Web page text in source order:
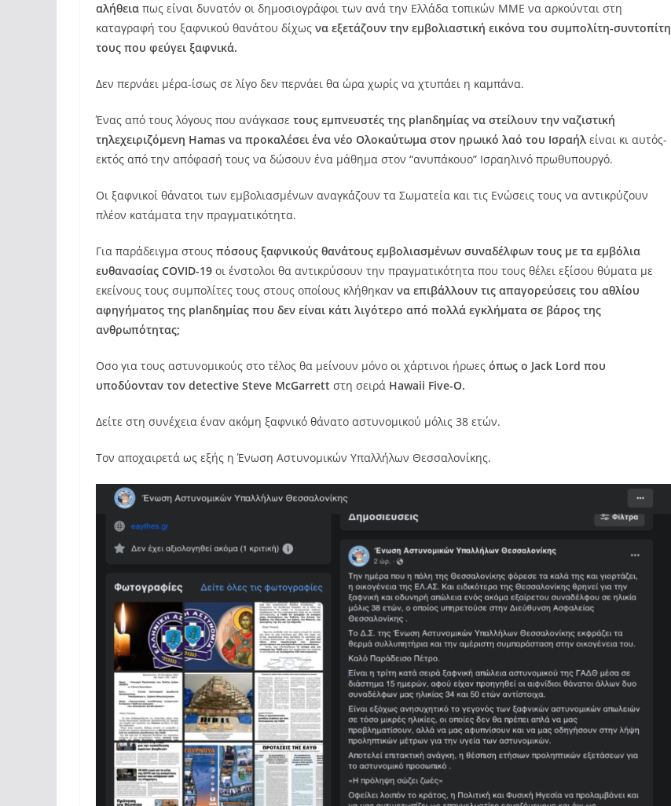
αλήθεια πως είναι δυνατόν οι δημοσιογράφοι των ανά την Ελλάδα τοπικών ΜΜΕ να αρκούνται στη
καταγραφή του ξαφνικού θανάτου δίχως να εξετάζουν την εμβολιαστική εικόνα του συμπολίτη-συντοπίτη
τους που φεύγει ξαφνικά.
Δεν περνάει μέρα-ίσως σε λίγο δεν περνάει θα ώρα χωρίς να χτυπάει η καμπάνα.
Ένας από τους λόγους που ανάγκασε τους εμπνευστές της planδημίας να στείλουν την ναζιστική
τηλεχειριζόμενη Hamas να προκαλέσει ένα νέο Ολοκαύτωμα στον ηρωικό λαό του Ισραήλ είναι κι αυτός-
εκτός από την απόφασή τους να δώσουν ένα μάθημα στον “ανυπάκουο” Ισραηλινό πρωθυπουργό.
Οι ξαφνικοί θάνατοι των εμβολιασμένων αναγκάζουν τα Σωματεία και τις Ενώσεις τους να αντικρύζουν
πλέον κατάματα την πραγματικότητα.
Για παράδειγμα στους πόσους ξαφνικούς θανάτους εμβολιασμένων συναδέλφων τους με τα εμβόλια
ευθανασίας COVID-19 oι ένστολοι θα αντικρύσουν την πραγματικότητα που τους θέλει εξίσου θύματα με
εκείνους τους συμπολίτες τους στους οποίους κλήθηκαν να επιβάλλουν τις απαγορεύσεις του αθλίου
αφηγήματος της planδημίας που δεν είναι κάτι λιγότερο από πολλά εγκλήματα σε βάρος της
ανθρωπότητας;
Οσο για τους αστυνομικούς στο τέλος θα μείνουν μόνο οι χάρτινοι ήρωες όπως ο Jack Lord που
υποδύονταν τον detective Steve McGarrett στη σειρά Hawaii Five-O.
Δείτε στη συνέχεια έναν ακόμη ξαφνικό θάνατο αστυνομικού μόλις 38 ετών.
Τον αποχαιρετά ως εξής η Ένωση Αστυνομικών Υπαλλήλων Θεσσαλονίκης.